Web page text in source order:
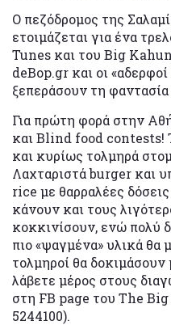
Ο πεζόδρομος της
ετοιμάζεται για ένα
Tunes και του Big
deBop.gr και οι
ξεπεράσουν τη φαντασία
Για πρώτη φορά στην
και Blind food contests!
και κυρίως τολμηρά
Λαχταριστά burger και
rice με θαρραλέες
κάνουν και τους
κοκκινίσουν, ενώ πολύ
πιο «ψαγμένα» υλικά θα
τολμηροί θα δοκιμάσουν
λάβετε μέρος στους
στη FB page του The
5244100).